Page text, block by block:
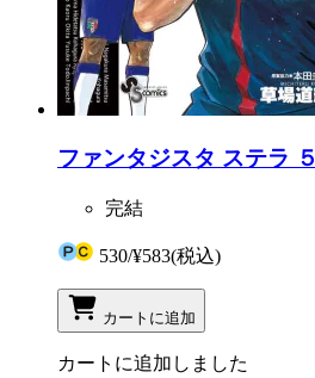
ファンタジスタ ステラ ５
完結
530/¥583(税込)
カートに追加
カートに追加しました